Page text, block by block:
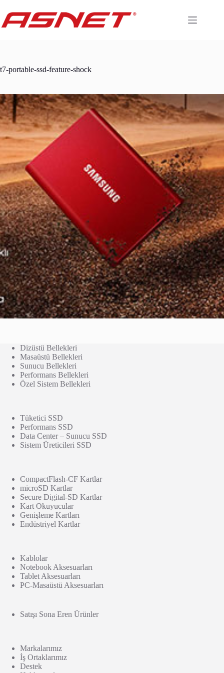
content
t7-portable-ssd-feature-shock
Dizüstü Bellekleri
Masaüstü Bellekleri
Sunucu Bellekleri
Performans Bellekleri
Özel Sistem Bellekleri
Tüketici SSD
Performans SSD
Data Center – Sunucu SSD
Sistem Üreticileri SSD
CompactFlash-CF Kartlar
microSD Kartlar
Secure Digital-SD Kartlar
Kart Okuyucular
Genişleme Kartları
Endüstriyel Kartlar
Kablolar
Notebook Aksesuarları
Tablet Aksesuarları
PC-Masaüstü Aksesuarları
Satışı Sona Eren Ürünler
Markalarımız
İş Ortaklarımız
Destek